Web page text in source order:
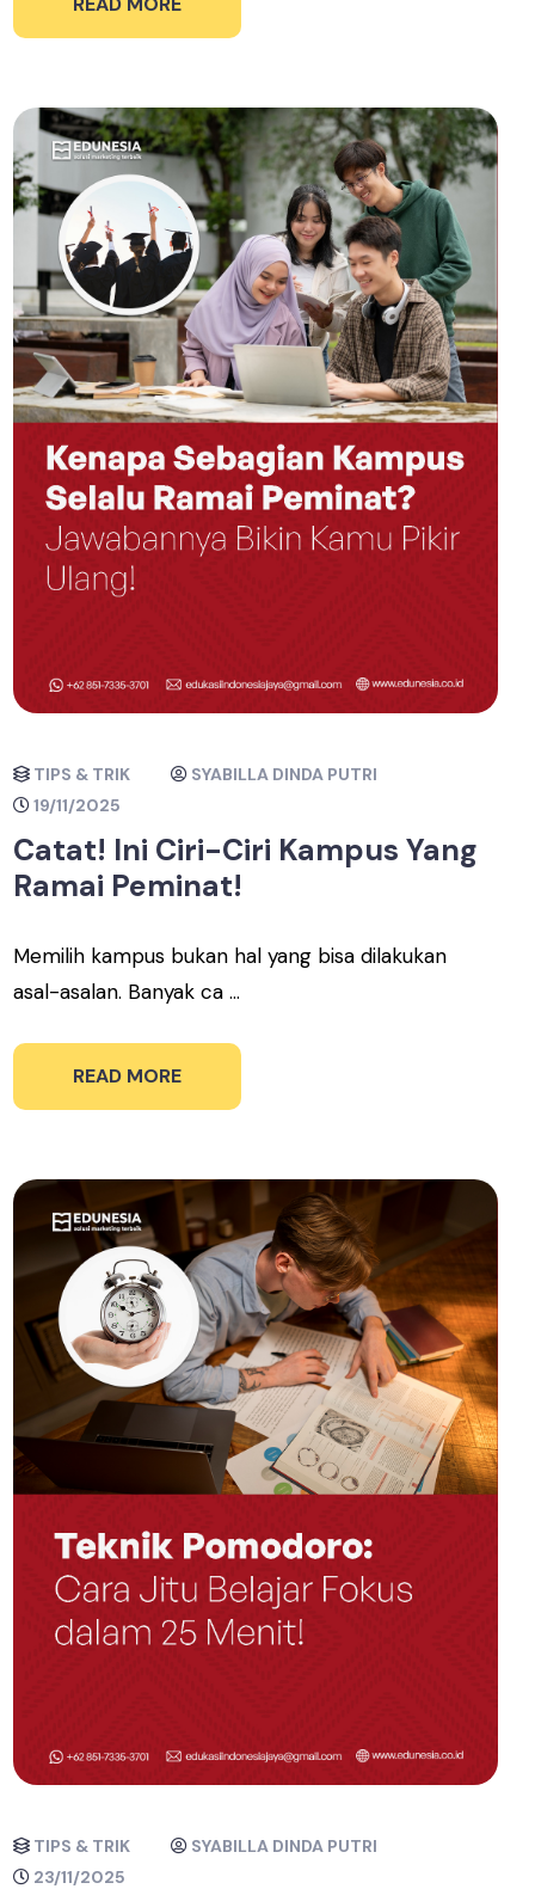
TIPS & TRIK
SYABILLA DINDA PUTRI
19/11/2025
Catat! Ini Ciri-Ciri Kampus Yang
Ramai Peminat!
Memilih kampus bukan hal yang bisa dilakukan
asal-asalan. Banyak ca ...
READ MORE
TIPS & TRIK
SYABILLA DINDA PUTRI
23/11/2025